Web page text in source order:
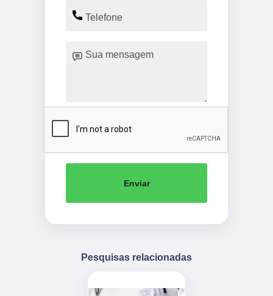
Enviar
Pesquisas relacionadas